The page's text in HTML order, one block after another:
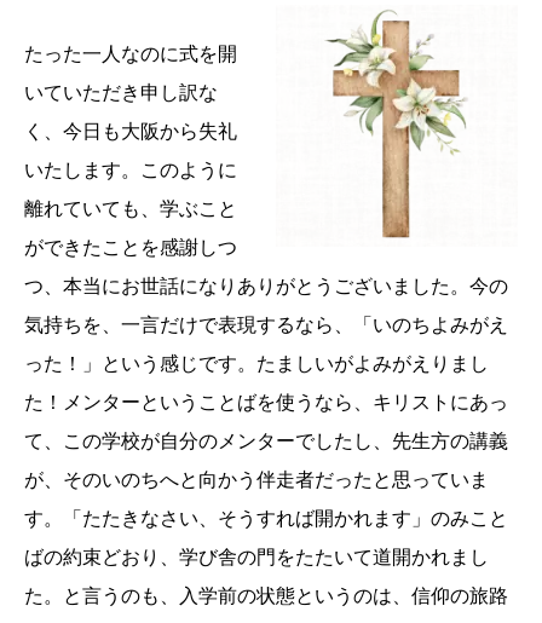
たった一人なのに式を開
いていただき申し訳な
く、今日も大阪から失礼
いたします。このように
離れていても、学ぶこと
ができたことを感謝しつ
つ、本当にお世話になりありがとうございました。今の
気持ちを、一言だけで表現するなら、「いのちよみがえ
った！」という感じです。たましいがよみがえりまし
た！メンターということばを使うなら、キリストにあっ
て、この学校が自分のメンターでしたし、先生方の講義
が、そのいのちへと向かう伴走者だったと思っていま
す。「たたきなさい、そうすれば開かれます」のみこと
ばの約束どおり、学び舎の門をたたいて道開かれまし
た。と言うのも、入学前の状態というのは、信仰の旅路